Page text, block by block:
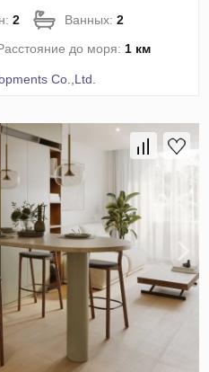
2 Ванных:2
до моря: 1 км
Co.,Ltd.